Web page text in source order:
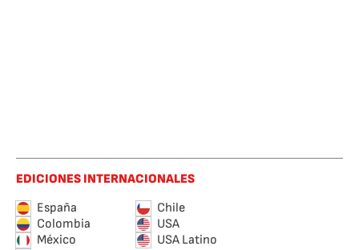
EDICIONES INTERNACIONALES
España
Chile
Colombia
USA
México
USA Latino